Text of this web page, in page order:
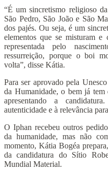
“É um sincretismo religioso
São Pedro, São João e São
dos pajés. Ou seja, é um
elementos que se misturam e
representada pelo
ressurreição, porque o boi
volta”, disse Kátia.
Para ser aprovado pela
da Humanidade, o bem já tem
apresentando a
autenticidade e à relevância
O Iphan recebeu outros
da humanidade, mas não
momento, Kátia Bogéa
da candidatura do Sítio
Mundial Material.